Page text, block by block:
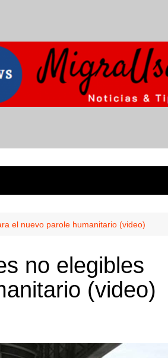
el nuevo parole humanitario (video)
no elegibles
(video)